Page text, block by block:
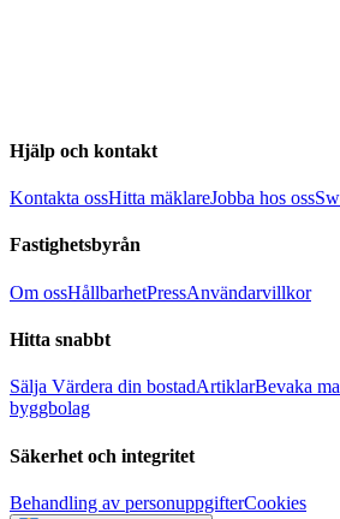
Hjälp och kontakt
Kontakta ossHitta mäklareJobba hos oss
Fastighetsbyrån
Om ossHållbarhetPressAnvändarvillkor
Hitta snabbt
Sälja Värdera din bostadArtiklarBevaka
byggbolag
Säkerhet och integritet
Behandling av personuppgifterCookies